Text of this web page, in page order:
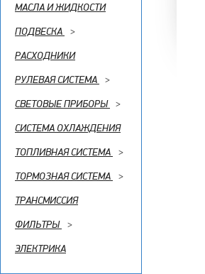
МАСЛА И ЖИДКОСТИ
ПОДВЕСКА
>
РАСХОДНИКИ
РУЛЕВАЯ СИСТЕМА
>
СВЕТОВЫЕ ПРИБОРЫ >
СИСТЕМА ОХЛАЖДЕНИЯ
ТОПЛИВНАЯ СИСТЕМА
>
ТОРМОЗНАЯ СИСТЕМА
>
ТРАНСМИССИЯ
ФИЛЬТРЫ >
ЭЛЕКТРИКА